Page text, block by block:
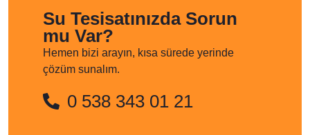
Su Tesisatınızda Sorun
mu Var?
Hemen bizi arayın, kısa sürede yerinde
çözüm sunalım.
0 538 343 01 21